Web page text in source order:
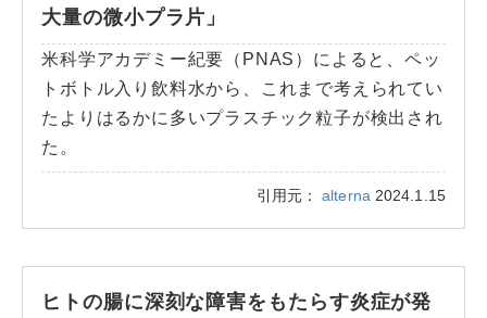
大量の微小プラ片」
米科学アカデミー紀要（PNAS）によると、ペッ
トボトル入り飲料水から、これまで考えられてい
たよりはるかに多いプラスチック粒子が検出され
た。
引用元：alterna2024.1.15
ヒトの腸に深刻な障害をもたらす炎症が発